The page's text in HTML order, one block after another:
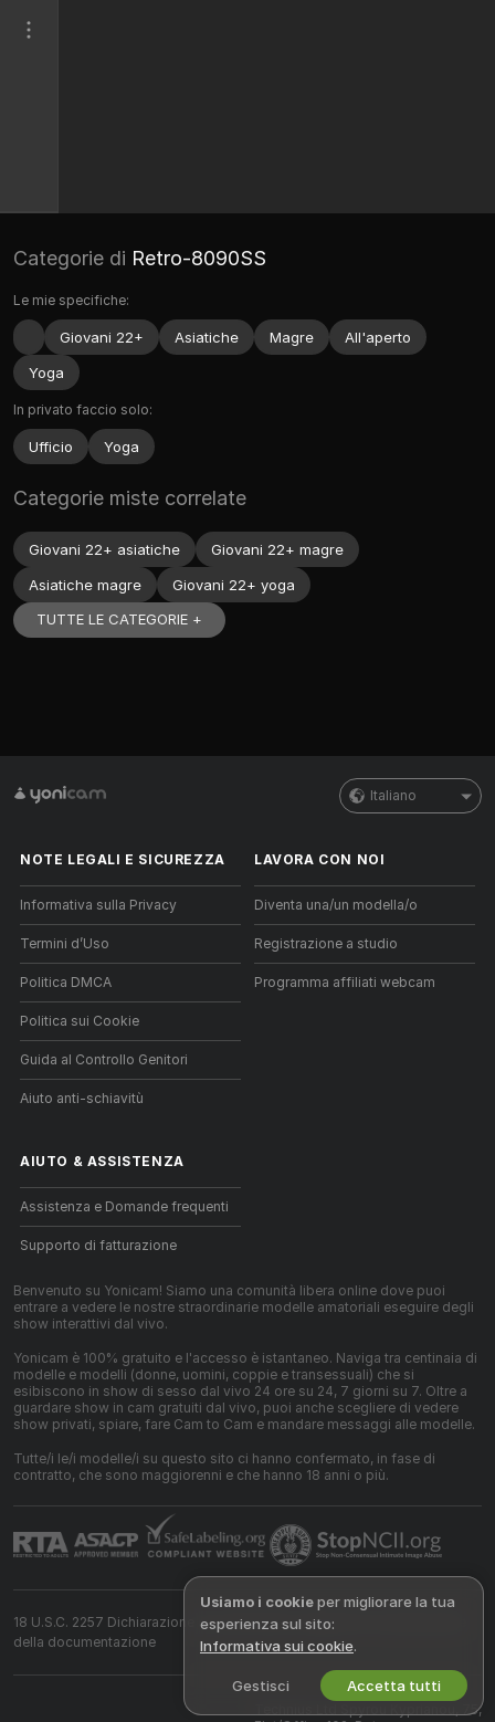
Categorie di Retro-8090SS
Le mie specifiche:
Giovani 22+ Asiatiche Magre
All'aperto
Yoga
In privato faccio solo:
Ufficio Yoga
Categorie miste correlate
Giovani 22+ asiatiche
Giovani 22+ magre
Asiatiche magre
Giovani 22+ yoga
TUTTE LE CATEGORIE +
Italiano
NOTE LEGALI E SICUREZZA
Informativa sulla Privacy
Termini d’Uso
Politica DMCA
Politica sui Cookie
Guida al Controllo Genitori
Aiuto anti-schiavitù
LAVORA CON NOI
Diventa una/un modella/o
Registrazione a studio
Programma affiliati webcam
AIUTO & ASSISTENZA
Assistenza e Domande frequenti
Supporto di fatturazione
Benvenuto su Yonicam! Siamo una comunità libera online dove puoi
entrare a vedere le nostre straordinarie modelle amatoriali eseguire degli
show interattivi dal vivo.
Yonicam è 100% gratuito e l'accesso è istantaneo. Naviga tra centinaia di
modelle e modelli (donne, uomini, coppie e transessuali) che si
esibiscono in show di sesso dal vivo 24 ore su 24, 7 giorni su 7. Oltre a
guardare show in cam gratuiti dal vivo, puoi anche scegliere di vedere
show privati, spiare, fare Cam to Cam e mandare messaggi alle modelle.
Tutte/i le/i modelle/i su questo sito ci hanno confermato, in fase di
contratto, che sono maggiorenni e che hanno 18 anni o più.
18 U.S.C. 2257 Dichiarazione di conformità ai requisiti di conservazione
della documentazione
Usiamo i cookieper migliorare la tua
esperienza sul sito:
Informativa sui cookie.
Gestisci Accetta tutti